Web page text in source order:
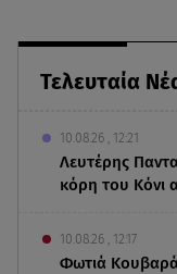
Τελευταία
10.08.26 , 12:21
Λευτέρης
κόρη του Κόνι
10.08.26 , 12:17
Φωτιά